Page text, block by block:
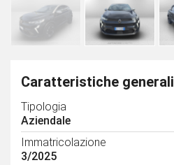
Caratteristiche generali
Tipologia
Aziendale
Immatricolazione
3/2025